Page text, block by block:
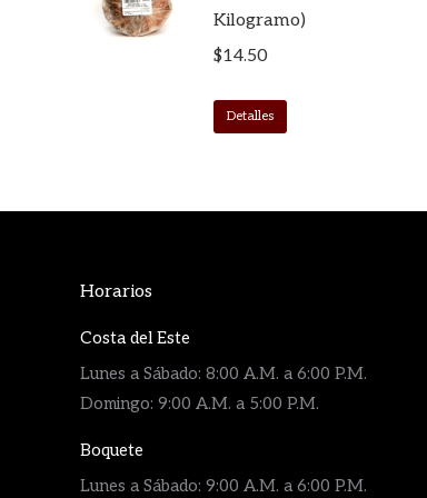
Kilogramo)
$14.50
Detalles
Horarios
Costa del Este
Lunes a Sábado: 8:00 A.M. a 6:00 P.M.
Domingo: 9:00 A.M. a 5:00 P.M.
Boquete
Lunes a Sábado: 9:00 A.M. a 6:00 P.M.